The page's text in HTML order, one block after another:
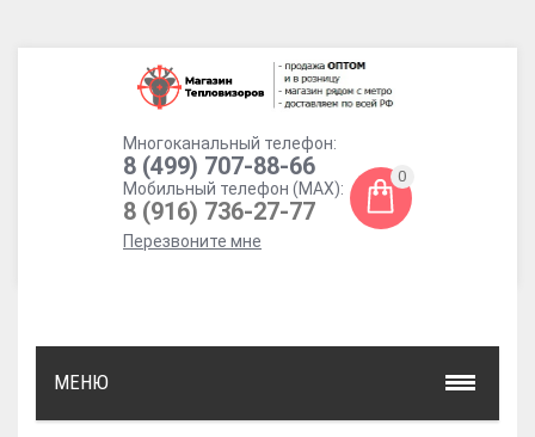
Многоканальный телефон:
8 (499) 707-88-66
Мобильный телефон (MAX):
8 (916) 736-27-77
Перезвоните мне
0
МЕНЮ